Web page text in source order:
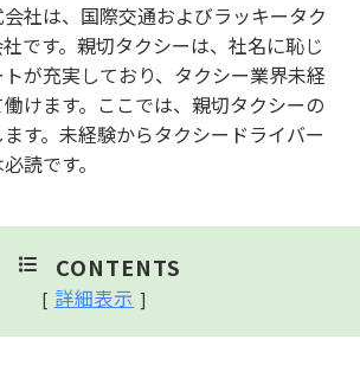
社は、国際交通およびラッキータク
です。親切タクシーは、社名に恥じ
が充実しており、タクシー業界未経
けます。ここでは、親切タクシーの
す。未経験からタクシードライバー
読です。
CONTENTS
[ 詳細表示 ]